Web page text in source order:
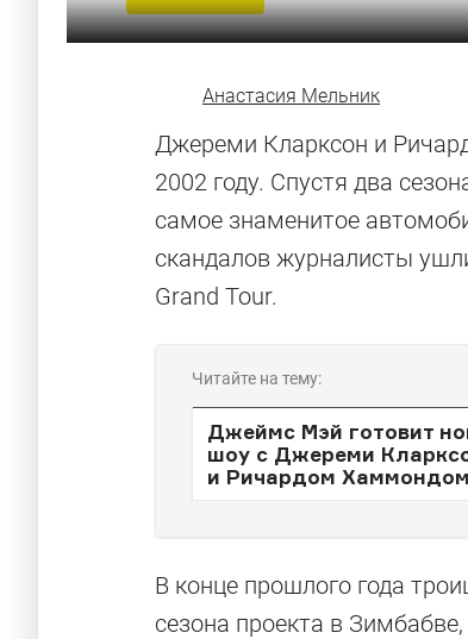
Анастасия Мельник
Джереми Кларксон и
2002 году. Спустя два
самое знаменитое
скандалов журналисты
Grand Tour.
Читайте на тему:
Джеймс Мэй готовит
шоу с Джереми
и Ричардом Хаммондом
В конце прошлого года
сезона проекта в